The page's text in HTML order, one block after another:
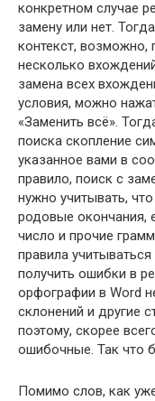
конкретном случае
замену или нет.
контекст, возможно,
несколько
замена всех
условия, можно
«Заменить всё».
поиска скопление
указанное вами в
правило, поиск с
нужно учитывать,
родовые окончания,
число и прочие
правила
получить ошибки в
орфографии в Word
склонений и другие
поэтому, скорее
ошибочные. Так что
Помимо слов, как